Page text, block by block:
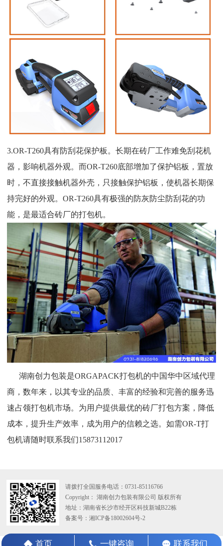
3.OR-T260具有防刮花保护板。长期在砖厂工作难免刮花机
器，影响机器外观。而OR-T260底部增加了保护铝板，置放
时，不直接接触机器外壳，只接触保护铝板，使机器长期保
持完好的外观。OR-T260具有极强的防灰防尘防刮花的功
能，是最适合砖厂的打包机。
湖南创力包装是ORGAPACK打包机的中国华中区域代理
商，数年来，以其专业的品质、丰富的经验和完善的服务迅
速占领打包机市场。为用户提供最优的砖厂打包方案，降低
成本，提升生产效率，成为用户的信赖之选。如需OR-T打
包机请随时联系我们15873112017
请拨打全国服务电话：0731-85116766
Copyright： 湖南创力包装有限公司 版权所有
地址：湖南省长沙市经开区科技新城B22栋
备案号：湘ICP备18002604号-2
首页 一键咨询 联系我们